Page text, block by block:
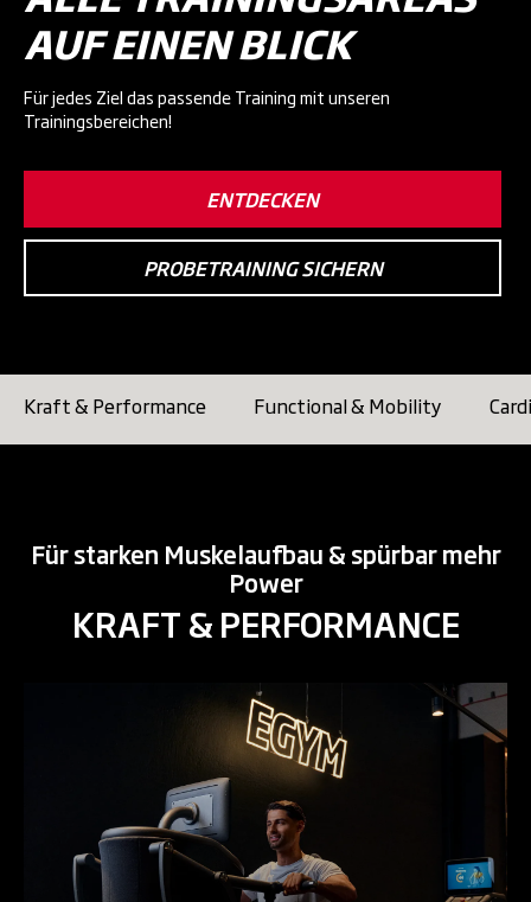
AUF EINEN BLICK
Für jedes Ziel das passende Training mit unseren
Trainingsbereichen!
ENTDECKEN
PROBETRAINING SICHERN
Kraft & Performance Functional & Mobility
Für starken Muskelaufbau & spürbar mehr
Power
KRAFT & PERFORMANCE